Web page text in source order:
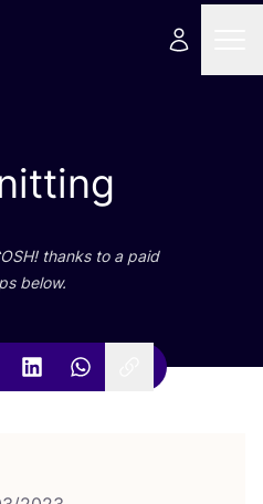
! than­ks to a paid
below.